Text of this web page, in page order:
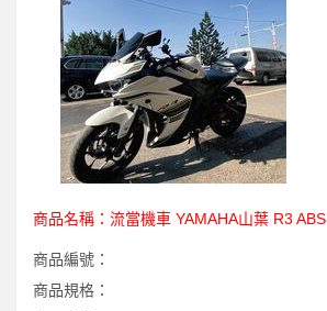
商品名稱： 流當機車 YAMAHA山葉 R3 ABS
商品編號：
商品規格：